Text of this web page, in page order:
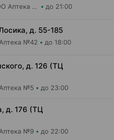
Флора Фарм ООО Аптека №21 до 21:00
д. 55-185
№42 до 18:00
д. 126 (ТЦ
№5 до 23:00
д. 176 (ТЦ
№9 до 22:00